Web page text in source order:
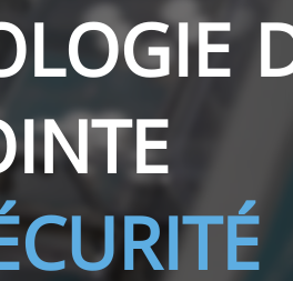
THS/PH210-FFV THS/
PH21N-FFV
THS/
D25